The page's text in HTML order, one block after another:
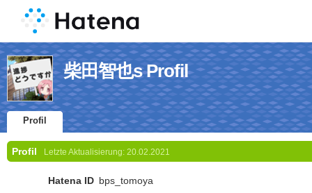
柴田智也s Profil
Profil
Profil Letzte Aktualisierung: 20.02.2021
Hatena ID bps_tomoya